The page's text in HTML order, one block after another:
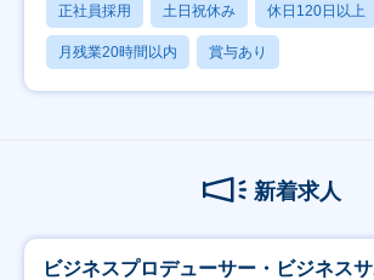
正社員採用 土日祝休み 休日120日以上
月残業20時間以内 賞与あり
新着求人
ビジネスプロデューサー・ビジネス